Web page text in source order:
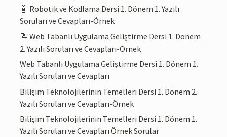
🤖 Robotik ve Kodlama Dersi 1. Dönem 1. Yazılı
Soruları ve Cevapları-Örnek
📝 Web Tabanlı Uygulama Geliştirme Dersi 1. Dönem
2. Yazılı Soruları ve Cevapları-Örnek
Web Tabanlı Uygulama Geliştirme Dersi 1. Dönem 1.
Yazılı Soruları ve Cevapları
Bilişim Teknolojilerinin Temelleri Dersi 1. Dönem 2.
Yazılı Soruları ve Cevapları-Örnek
Bilişim Teknolojilerinin Temelleri Dersi 1. Dönem 1.
Yazılı Soruları ve Cevapları Örnek Sorular